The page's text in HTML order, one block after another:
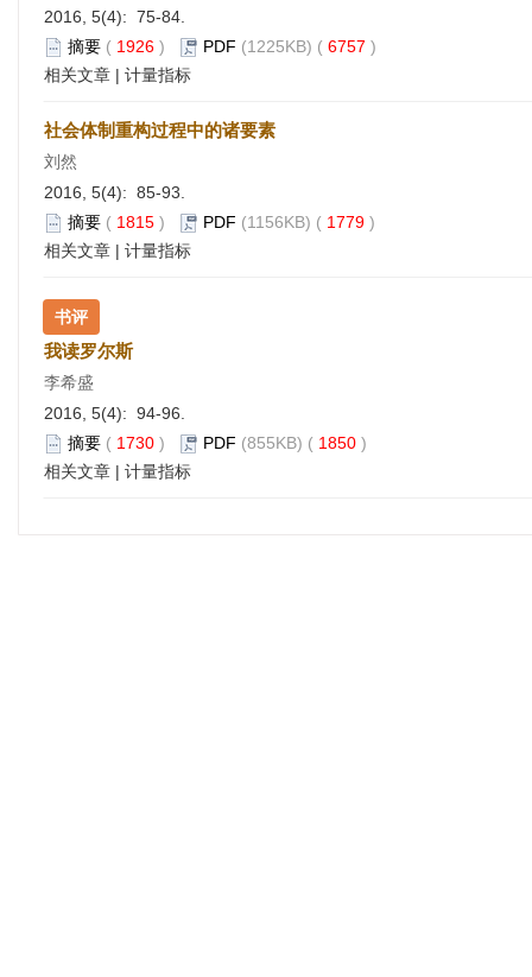
2016, 5(4): 75-84.
摘要 ( 1926 ) PDF (1225KB) ( 6757 )
相关文章 | 计量指标
社会体制重构过程中的诸要素
刘然
2016, 5(4): 85-93.
摘要 ( 1815 ) PDF (1156KB) ( 1779 )
相关文章 | 计量指标
书评
我读罗尔斯
李希盛
2016, 5(4): 94-96.
摘要 ( 1730 ) PDF (855KB) ( 1850 )
相关文章 | 计量指标